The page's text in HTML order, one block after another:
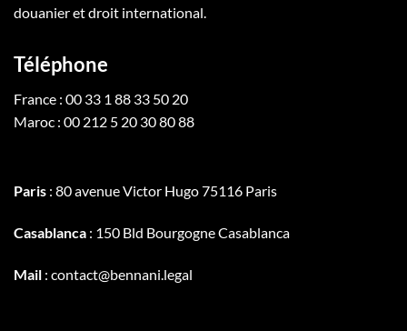
douanier et droit international.
Téléphone
France : 00 33 1 88 33 50 20
Maroc : 00 212 5 20 30 80 88
Paris : 80 avenue Victor Hugo 75116 Paris
Casablanca : 150 Bld Bourgogne Casablanca
Mail : contact@bennani.legal